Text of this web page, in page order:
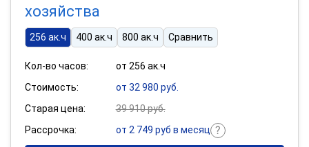
хозяйства
256 ак.ч 400 ак.ч 800 ак.ч Сравнить
Кол-во часов:
от 256 ак.ч
Стоимость:
от 32 980 руб.
Старая цена:
39 910 руб.
Рассрочка:
от 2 749 руб в месяц